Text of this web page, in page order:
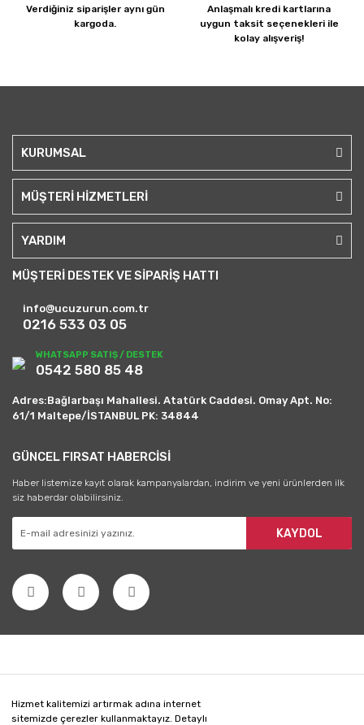
Hizmet kalitemizi artırmak adına internet
sitemizde çerezler kullanmaktayız. Detaylı
Verdiğiniz siparişler aynı gün
kargoda.
Anlaşmalı kredi kartlarına
uygun taksit seçenekleri ile
kolay alışveriş!
KURUMSAL
MÜŞTERİ HİZMETLERİ
YARDIM
MÜŞTERİ DESTEK VE SİPARİŞ HATTI
info@ucuzurun.com.tr
0216 533 03 05
WHATSAPP SATIŞ / DESTEK
0542 580 85 48
Adres:Bağlarbaşı Mahallesi. Atatürk Caddesi. Omay Apt. No:
61/1 Maltepe/İSTANBUL PK: 34844
GÜNCEL FIRSAT HABERCİSİ
Haber listemize kayıt olarak kampanyalardan, indirim ve yeni ürünlerden ilk
siz haberdar olabilirsiniz.
KAYDOL